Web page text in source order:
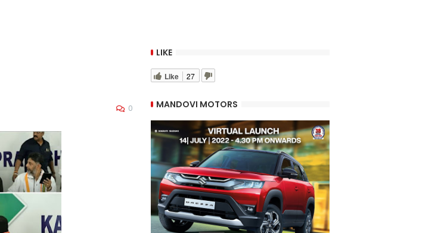
0
LIKE
Like 27
MANDOVI MOTORS